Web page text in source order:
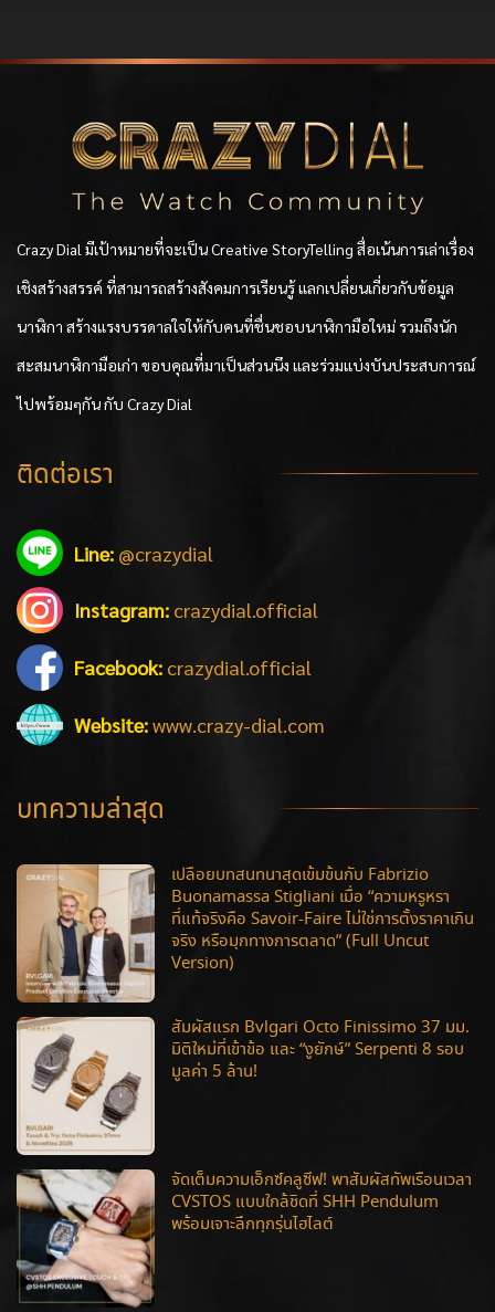
Crazy Dial มีเป้าหมายที่จะเป็น Creative StoryTelling สื่อเน้นการเล่าเรื่อง
เชิงสร้างสรรค์ ที่สามารถสร้างสังคมการเรียนรู้ แลกเปลี่ยนเกี่ยวกับข้อมูล
นาฬิกา สร้างแรงบรรดาลใจให้กับคนที่ชื่นชอบนาฬิกามือใหม่ รวมถึงนัก
สะสมนาฬิกามือเก่า ขอบคุณที่มาเป็นส่วนนึง และร่วมแบ่งบันประสบการณ์
ไปพร้อมๆกัน กับ Crazy Dial
ติดต่อเรา
Line: @crazydial
Instagram: crazydial.official
Facebook: crazydial.official
Website:www.crazy-dial.com
บทความล่าสุด
เปลือยบทสนทนาสุดเข้มข้นกับ Fabrizio
Buonamassa Stigliani เมื่อ “ความหรูหรา
ที่แท้จริงคือ Savoir-Faire ไม่ใช่การตั้งราคาเกิน
จริง หรือมุกทางการตลาด” (Full Uncut
Version)
สัมผัสแรก Bvlgari Octo Finissimo 37 มม.
มิติใหม่ที่เข้าข้อ และ “งูยักษ์” Serpenti 8 รอบ
มูลค่า 5 ล้าน!
จัดเต็มความเอ็กซ์คลูซีฟ! พาสัมผัสทัพเรือนเวลา
CVSTOS แบบใกล้ชิดที่ SHH Pendulum
พร้อมเจาะลึกทุกรุ่นไฮไลต์